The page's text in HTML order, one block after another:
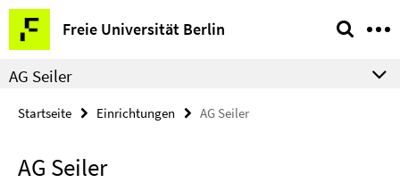
Springe
direkt
zu
Inhalt
Freie Universität Berlin
Service-
Navigation
AG Seiler
Startseite Einrichtungen AG Seiler
AG Seiler